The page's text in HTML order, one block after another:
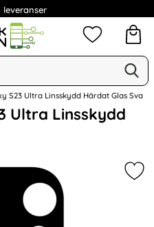
leveranser
19 kr
Mina
S23 Ultra Linsskydd Härdat Glas Sva
Ultra Linsskydd